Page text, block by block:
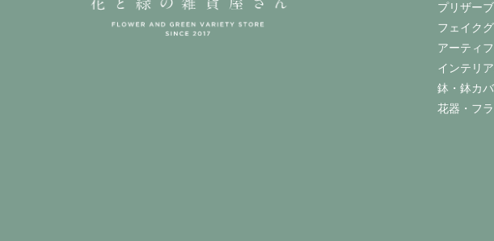
プリザー
フェイク
アーティ
インテリ
鉢・鉢カ
花器・フ